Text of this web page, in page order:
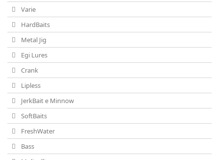
Varie
HardBaits
Metal Jig
Egi Lures
Crank
Lipless
JerkBait e Minnow
SoftBaits
FreshWater
Bass